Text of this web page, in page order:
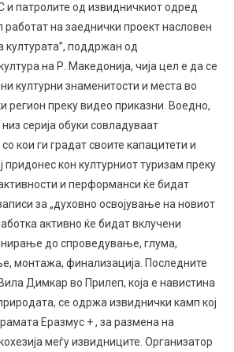
и патролите од извидничкиот одред
на заеднички проект насловен
културата”, поддржан од
на Р. Македонија, чија цел е да се
културни знаменитости и места во
регион преку видео приказни. Воедно,
серија обуки совладуваат
кои ги градат своите капацитети и
кон културниот туризам преку
и перформанси ќе бидат
за „духовно освојување на новиот
активно ќе бидат вклучени
до спроведување, глума,
монтажа, финализација. Последните
Димкар во Прилеп, која е навистина
се одржа извиднички камп кој
Еразмус + , за размена на
меѓу извидниците. Организатор